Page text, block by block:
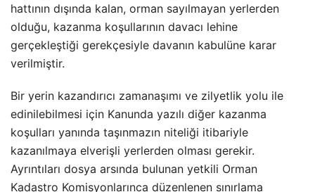
hattının dışında kalan, orman sayılmayan yerlerden
olduğu, kazanma koşullarının davacı lehine
gerçekleştiği gerekçesiyle davanın kabulüne karar
verilmiştir.
Bir yerin kazandırıcı zamanaşımı ve zilyetlik yolu ile
edinilebilmesi için Kanunda yazılı diğer kazanma
koşulları yanında taşınmazın niteliği itibariyle
kazanılmaya elverişli yerlerden olması gerekir.
Ayrıntıları dosya arsında bulunan yetkili Orman
Kadastro Komisyonlarınca düzenlenen sınırlama